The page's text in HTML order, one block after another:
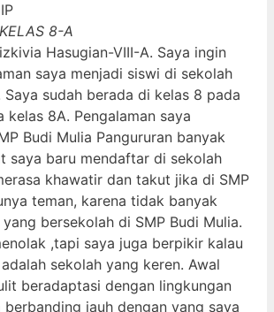
KELAS 8-A
Hasugian-VIII-A. Saya ingin
saya menjadi siswi di sekolah
Saya sudah berada di kelas 8 pada
kelas 8A. Pengalaman saya
Budi Mulia Pangururan banyak
saya baru mendaftar di sekolah
khawatir dan takut jika di SMP
teman, karena tidak banyak
bersekolah di SMP Budi Mulia.
,tapi saya juga berpikir kalau
sekolah yang keren. Awal
beradaptasi dengan lingkungan
berbanding jauh dengan yang saya